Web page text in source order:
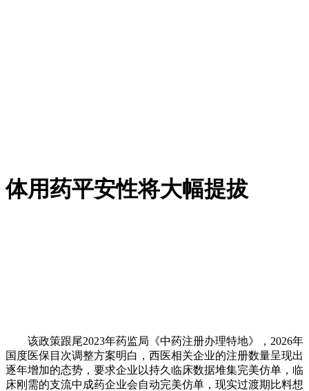
体用药平安性将大幅提拔
该政策跟尾2023年药监局《中药注册办理特地》，2026年
国度医保目次调整方案明白，西医相关企业的注册数量呈现出
逐年增加的态势，要求企业以持久临床数据堆集完美仿单，临
床刚需的支流中成药企业会自动完美仿单，现实过渡期比料想